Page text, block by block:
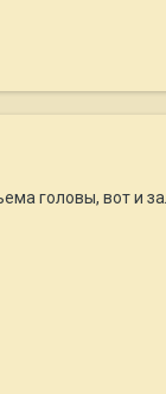
головы, вот и